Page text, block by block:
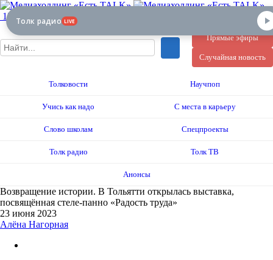
12+
Прямые эфиры
Случайная новость
Толковости Научпоп
Учись как надо С места в карьеру
Слово школам Спецпроекты
Толк радио Толк ТВ
Анонсы
Возвращение истории. В Тольятти открылась выставка,
посвящённая стеле-панно «Радость труда»
23 июня 2023
Алёна Нагорная
Толк радио LIVE